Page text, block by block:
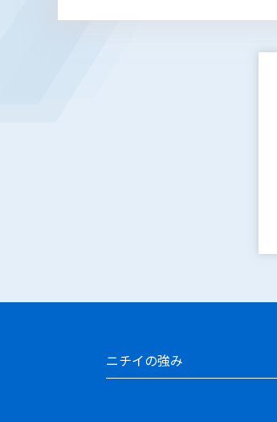
ニチイの強み